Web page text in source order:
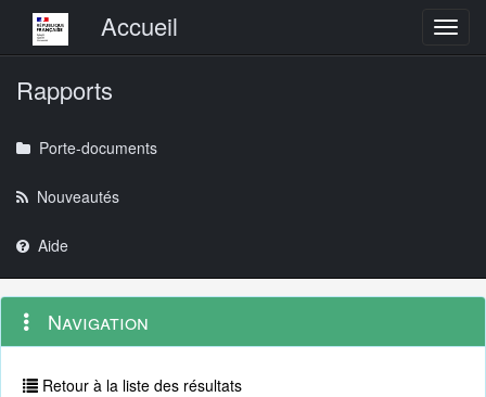
Menu principalAccueil
Rapports
Porte-documents
Nouveautés
Aide
Navigation
outils
Menu
contextuel
Navigation
Retour à la liste des résultats